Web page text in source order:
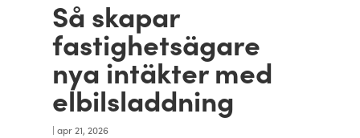
Så skapar
fastighetsägare
nya intäkter med
elbilsladdning
| apr 21, 2026